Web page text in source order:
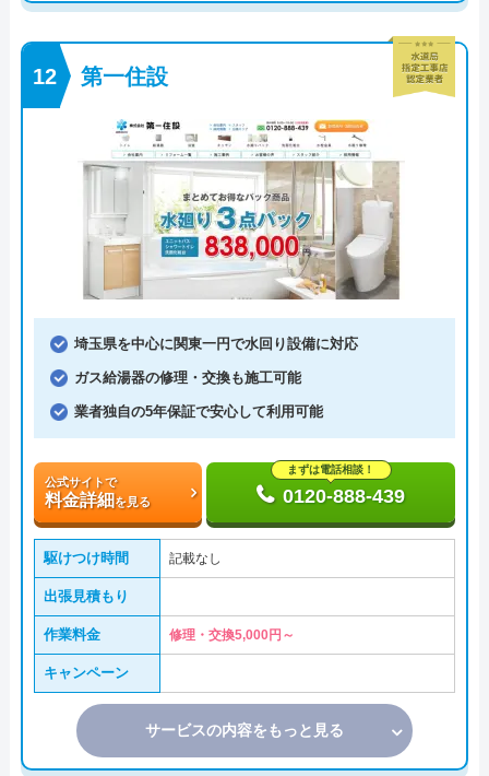
第一住設
埼玉県を中心に関東一円で水回り設備に対応
ガス給湯器の修理・交換も施工可能
業者独自の5年保証で安心して利用可能
公式サイトで
料金詳細を見る
まずは電話相談！
0120-888-439
駆けつけ時間 記載なし
出張見積もり
作業料金 修理・交換5,000円～
キャンペーン
サービスの内容をもっと見る